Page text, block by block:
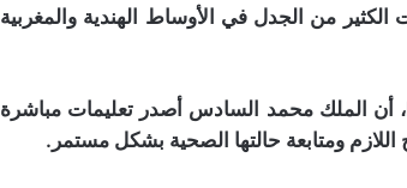
من الجدل في الأوساط الهندية والمغربية
وقد أظهرت التقارير الإعلامية الهندية، مثل صحيفة India Times، أن الملك محمد السادس أصدر تعليمات مباشرة
اللازم ومتابعة حالتها الصحية بشكل مستمر.